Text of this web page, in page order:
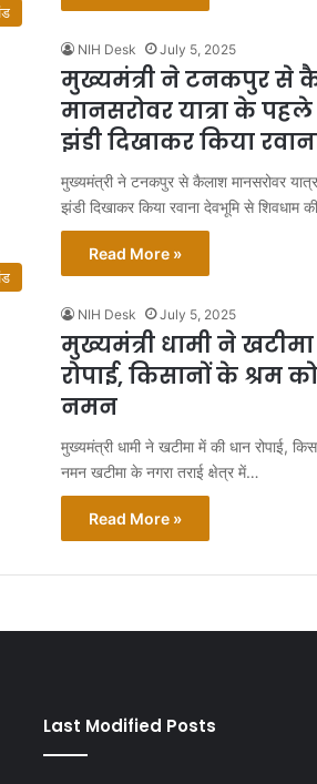
NIH Desk July 5, 2025
मुख्यमंत्री ने टनकपुर से
मानसरोवर यात्रा के
झंडी दिखाकर किया
मुख्यमंत्री ने टनकपुर से कैलाश मानसरोवर
झंडी दिखाकर किया रवाना देवभूमि से शिवधाम
Read More »
NIH Desk July 5, 2025
मुख्यमंत्री धामी ने
रोपाई, किसानों के श्रम
नमन
मुख्यमंत्री धामी ने खटीमा में की धान रोपाई,
नमन खटीमा के नगरा तराई क्षेत्र में…
Read More »
Last Modified Posts